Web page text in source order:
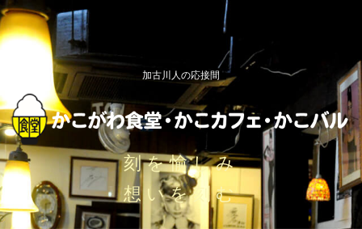
加古川人の応接間
刻を愉しみ
想いを刻む